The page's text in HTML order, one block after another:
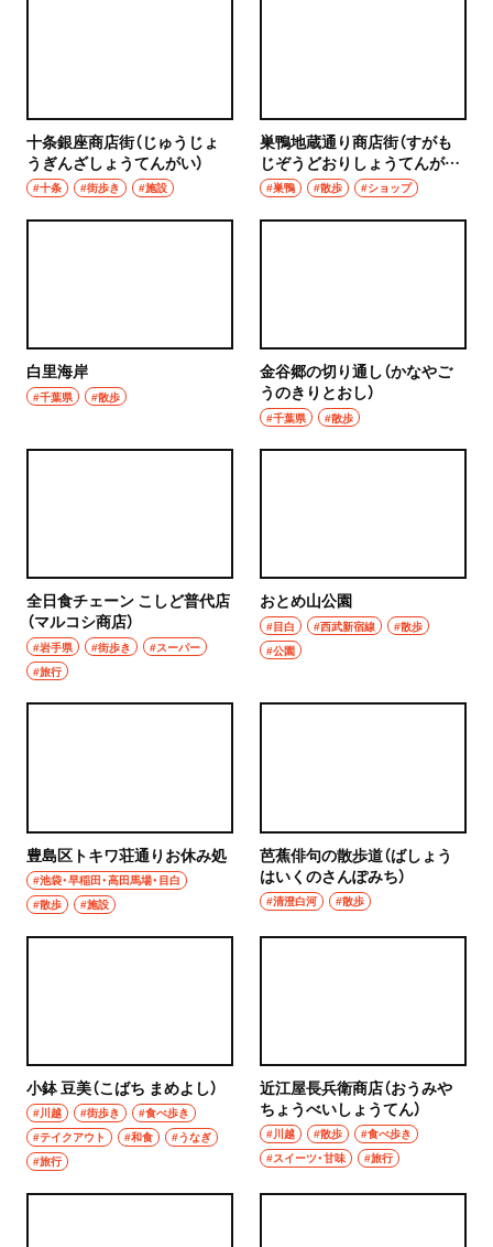
越谷
春日部
大宮・浦和
所沢・狭山・入間・飯能
狭山
川越・朝霞・ふじみ野・志木
川越
上尾・久喜・熊谷
千葉県
船橋
津田沼
海鮮
鍋
居酒屋
バー
日本酒
せんべろ
ビール
ワイン
ホッピー
サワー
寿司
とんかつ
和食
十条銀座商店街（じゅうじょ
うぎんざしょうてんがい）
#十条 #街歩き #施設
巣鴨地蔵通り商店街（すがも
じぞうどおりしょうてんが
い）
#巣鴨 #散歩 #ショップ
白里海岸
#千葉県 #散歩
金谷郷の切り通し（かなやご
うのきりとおし）
#千葉県 #散歩
全日食チェーン こしど普代店
（マルコシ商店）
#岩手県 #街歩き
#スーパー
#旅行
おとめ山公園
#目白 #西武新宿線
#散歩
#公園
豊島区トキワ荘通りお休み処
#池袋・早稲田・高田馬場・目白
#散歩
#施設
芭蕉俳句の散歩道（ばしょう
はいくのさんぽみち）
#清澄白河 #散歩
小鉢 豆美（こばち まめよし）
#川越 #街歩き
#食べ歩き
#テイクアウト
#和食
#うなぎ
#旅行
近江屋長兵衛商店（おうみや
ちょうべいしょうてん）
#川越 #散歩
#食べ歩き
#スイーツ・甘味
#旅行